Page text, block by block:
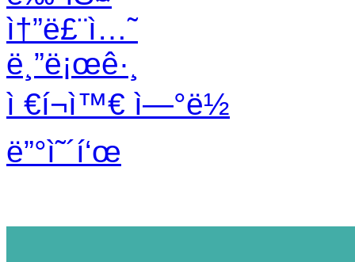
ì†”ë£¨ì…˜
ë¸”ë¡œê·¸
ì €í¬ì™€ ì—°ë½
ë”°ì˜´í‘œ